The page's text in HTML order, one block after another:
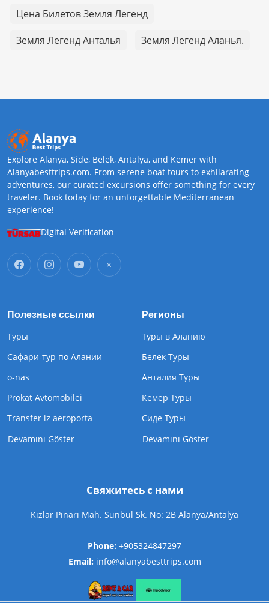
Цена Билетов Земля Легенд
Земля Легенд Анталья
Земля Легенд Аланья.
Explore Alanya, Side, Belek, Antalya, and Kemer with
Alanyabesttrips.com. From serene boat tours to exhilarating
adventures, our curated excursions offer something for every
traveler. Book today for an unforgettable Mediterranean
experience!
Digital Verification
Полезные ссылки
Туры
Сафари-тур по Алании
o-nas
Prokat Avtomobilei
Transfer iz aeroporta
Devamını Göster
Регионы
Туры в Аланию
Белек Туры
Анталия Туры
Кемер Туры
Cиде Туры
Devamını Göster
Свяжитесь с нами
Kızlar Pınarı Mah. Sünbül Sk. No: 2B Alanya/Antalya
Phone: +905324847297
Email: info@alanyabesttrips.com